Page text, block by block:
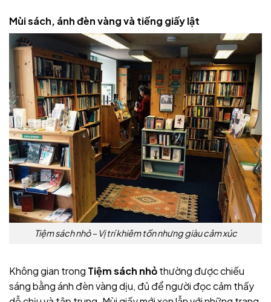
Mùi sách, ánh đèn vàng và tiếng giấy lật
Tiệm sách nhỏ – Vị trí khiêm tốn nhưng giàu cảm xúc
Không gian trong Tiệm sách nhỏthường được chiếu
sáng bằng ánh đèn vàng dịu, đủ để người đọc cảm thấy